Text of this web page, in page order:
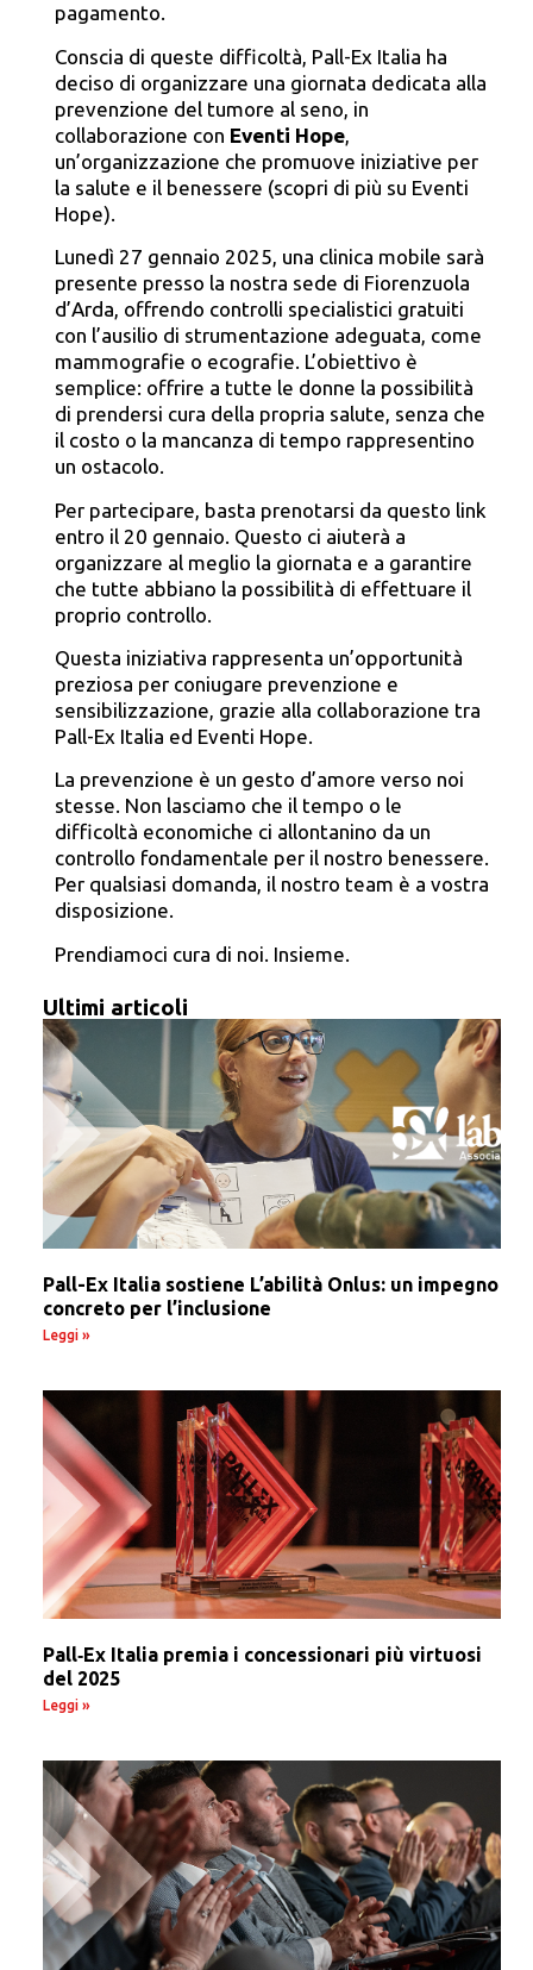
Ultimi articoli
Pall-Ex Italia sostiene L’abilità Onlus: un impegno
concreto per l’inclusione
Leggi »
Pall‑Ex Italia premia i concessionari più virtuosi
del 2025
Leggi »
pagamento.
Conscia di queste difficoltà, Pall-Ex Italia ha
deciso di organizzare una giornata dedicata alla
prevenzione del tumore al seno, in
collaborazione con Eventi Hope,
un’organizzazione che promuove iniziative per
la salute e il benessere (scopri di più su Eventi
Hope).
Lunedì 27 gennaio 2025, una clinica mobile sarà
presente presso la nostra sede di Fiorenzuola
d’Arda, offrendo controlli specialistici gratuiti
con l’ausilio di strumentazione adeguata, come
mammografie o ecografie. L’obiettivo è
semplice: offrire a tutte le donne la possibilità
di prendersi cura della propria salute, senza che
il costo o la mancanza di tempo rappresentino
un ostacolo.
Per partecipare, basta prenotarsi da questo link
entro il 20 gennaio. Questo ci aiuterà a
organizzare al meglio la giornata e a garantire
che tutte abbiano la possibilità di effettuare il
proprio controllo.
Questa iniziativa rappresenta un’opportunità
preziosa per coniugare prevenzione e
sensibilizzazione, grazie alla collaborazione tra
Pall-Ex Italia ed Eventi Hope.
La prevenzione è un gesto d’amore verso noi
stesse. Non lasciamo che il tempo o le
difficoltà economiche ci allontanino da un
controllo fondamentale per il nostro benessere.
Per qualsiasi domanda, il nostro team è a vostra
disposizione.
Prendiamoci cura di noi. Insieme.